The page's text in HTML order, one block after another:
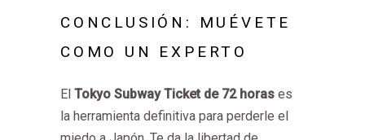
CONCLUSIÓN: MUÉVETE
COMO UN EXPERTO
El Tokyo Subway Ticket de 72 horas es
la herramienta definitiva para perderle el